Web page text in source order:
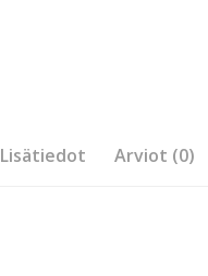
Lisätiedot Arviot (0)